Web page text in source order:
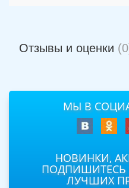
Отзывы и оценки
МЫ В
НОВИНКИ,
ПОДПИШИТЕСЬ
ЛУЧШИХ